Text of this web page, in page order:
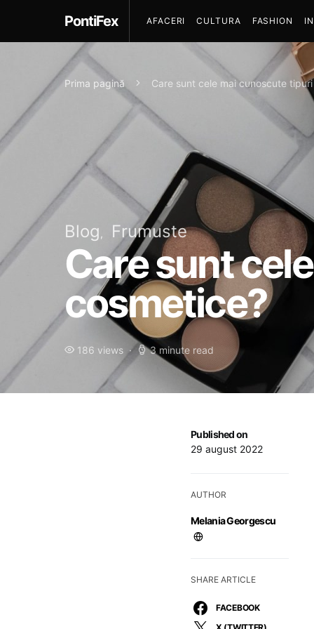
PontiFex AFACERI CULTURA FASHION
Prima pagină Care sunt cele mai cunoscute
Blog Frumuste
Care sunt
cosmetice?
186 views 3 minute read
Published on
29 august 2022
AUTHOR
Melania Georgescu
SHARE ARTICLE
FACEBOOK